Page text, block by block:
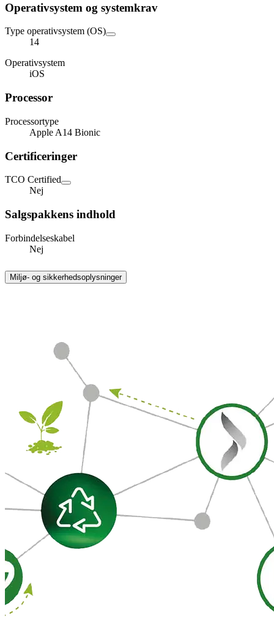
Operativsystem og systemkrav
Type operativsystem (OS)
14
Operativsystem
iOS
Processor
Processortype
Apple A14 Bionic
Certificeringer
TCO Certified
Nej
Salgspakkens indhold
Forbindelseskabel
Nej
Miljø- og sikkerhedsoplysninger